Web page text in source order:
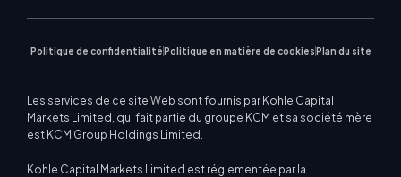
Politique de confidentialitéPolitique en matière de cookiesPlan du site
Les services de ce site Web sont fournis par Kohle Capital
Markets Limited, qui fait partie du groupe KCM et sa société mère
est KCM Group Holdings Limited.
Kohle Capital Markets Limited est réglementée par la